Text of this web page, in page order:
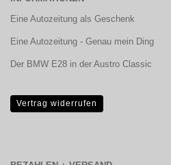
Eine Autozeitung als Geschenk
Eine Autozeitung - Genau mein Ding
Der BMW E28 in der Austro Classic
Vertrag widerrufen